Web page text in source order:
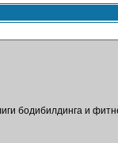
бодибилдинга и